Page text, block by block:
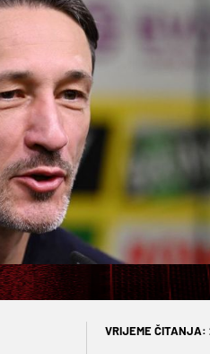
VRIJEME ČITANJA: